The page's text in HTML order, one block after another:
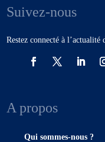
Suivez-nous
Restez connecté à
A propos
Qui sommes-nous ?